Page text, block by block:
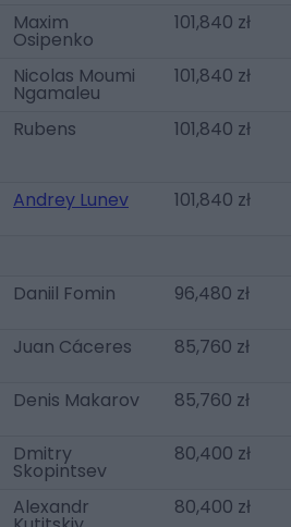
Maxim
Osipenko
101,840 zł
Nicolas Moumi
Ngamaleu
101,840 zł
Rubens 101,840 zł
Andrey Lunev 101,840 zł
Daniil Fomin 96,480 zł
Juan Cáceres 85,760 zł
Denis Makarov 85,760 zł
Dmitry
Skopintsev
80,400 zł
Alexandr 80,400 zł